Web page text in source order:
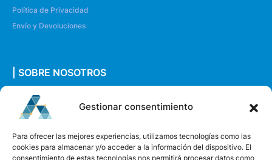
Gestionar consentimiento
Para ofrecer las mejores experiencias, utilizamos tecnologías como las
cookies para almacenar y/o acceder a la información del dispositivo. El
consentimiento de estas tecnologías nos permitirá procesar datos como
Política de Privacidad
Envío y Devoluciones
| SOBRE NOSOTROS
Quiénes somos
Envíanos un mensaje